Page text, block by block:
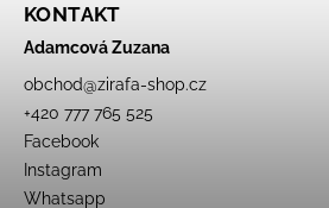
KONTAKT
Adamcová Zuzana
obchod@zirafa-shop.cz
+420 777 765 525
Facebook
Instagram
Whatsapp